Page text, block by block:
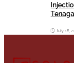
July 18,